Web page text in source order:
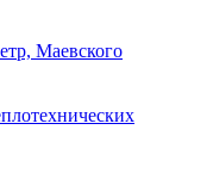
Маевского